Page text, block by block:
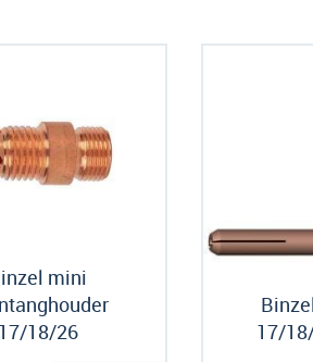
mini
17/18/26
17/